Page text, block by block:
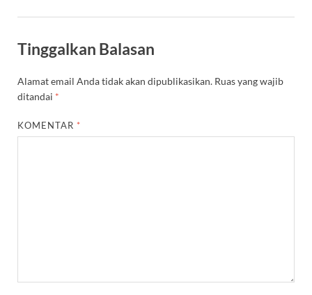
Tinggalkan Balasan
Alamat email Anda tidak akan dipublikasikan. Ruas yang wajib
ditandai *
KOMENTAR *